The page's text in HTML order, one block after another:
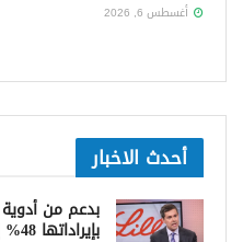
أغسطس 6, 2026
أحدث الاخبار
بدعم من